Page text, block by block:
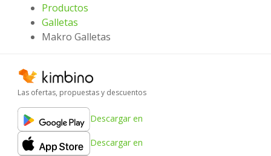
Productos
Galletas
Makro Galletas
Las ofertas, propuestas y descuentos
Descargar en
Descargar en